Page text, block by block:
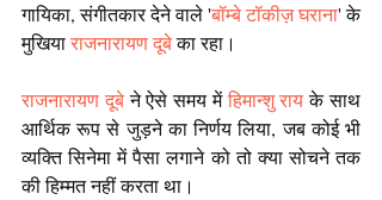
गायिका, संगीतकार देने वाले 'बॉम्बे टॉकीज़ घराना' के
मुखिया राजनारायण दूबे का रहा।
राजनारायण दूबे ने ऐसे समय में हिमान्शु राय के साथ
आर्थिक रूप से जुड़ने का निर्णय लिया, जब कोई भी
व्यक्ति सिनेमा में पैसा लगाने को तो क्या सोचने तक
की हिम्मत नहीं करता था।